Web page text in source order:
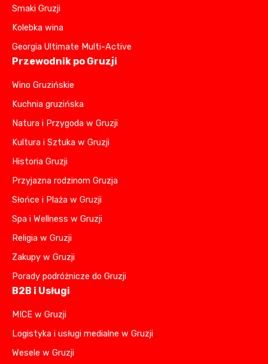
Smaki Gruzji
Kolebka wina
Georgia Ultimate Multi-Active
Przewodnik po Gruzji
Wino Gruzińskie
Kuchnia gruzińska
Natura i Przygoda w Gruzji
Kultura i Sztuka w Gruzji
Historia Gruzji
Przyjazna rodzinom Gruzja
Słońce i Plaża w Gruzji
Spa i Wellness w Gruzji
Religia w Gruzji
Zakupy w Gruzji
Porady podróżnicze do Gruzji
B2B i Usługi
MICE w Gruzji
Logistyka i usługi medialne w Gruzji
Wesele w Gruzji